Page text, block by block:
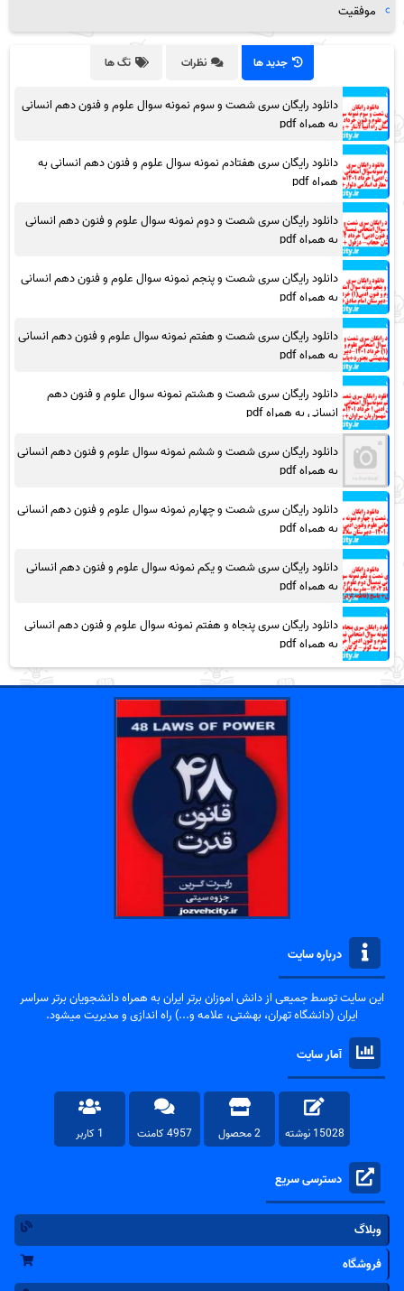
موفقیت
جدید ها نظرات تگ ها
دانلود رایگان سری شصت و سوم نمونه سوال علوم و فنون دهم انسانی
به همراه pdf
دانلود رایگان سری هفتادم نمونه سوال علوم و فنون دهم انسانی به
همراه pdf
دانلود رایگان سری شصت و دوم نمونه سوال علوم و فنون دهم انسانی
به همراه pdf
دانلود رایگان سری شصت و پنجم نمونه سوال علوم و فنون دهم انسانی
به همراه pdf
دانلود رایگان سری شصت و هفتم نمونه سوال علوم و فنون دهم انسانی
به همراه pdf
دانلود رایگان سری شصت و هشتم نمونه سوال علوم و فنون دهم
انسانی به همراه pdf
دانلود رایگان سری شصت و ششم نمونه سوال علوم و فنون دهم انسانی
به همراه pdf
دانلود رایگان سری شصت و چهارم نمونه سوال علوم و فنون دهم انسانی
به همراه pdf
دانلود رایگان سری شصت و یکم نمونه سوال علوم و فنون دهم انسانی
به همراه pdf
دانلود رایگان سری پنجاه و هفتم نمونه سوال علوم و فنون دهم انسانی
به همراه pdf
درباره سایت
این سایت توسط جمیعی از دانش اموزان برتر ایران به همراه دانشجویان برتر سراسر
ایران (دانشگاه تهران، بهشتی، علامه و...) راه اندازی و مدیریت میشود.
آمار سایت
15028 نوشته 2 محصول 4957 کامنت 1 کاربر
دسترسی سریع
وبلاگ
فروشگاه